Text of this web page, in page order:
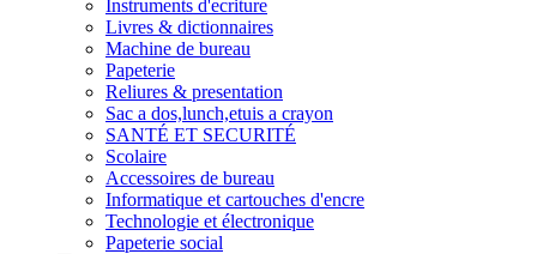
Instruments d'ecriture
Livres & dictionnaires
Machine de bureau
Papeterie
Reliures & presentation
Sac a dos,lunch,etuis a crayon
SANTÉ ET SECURITÉ
Scolaire
Accessoires de bureau
Informatique et cartouches d'encre
Technologie et électronique
Papeterie social